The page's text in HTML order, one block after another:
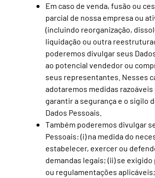
Em caso de venda, fusão ou
parcial de nossa empresa ou
(incluindo reorganização,
liquidação ou outra
poderemos divulgar seus
ao potencial vendedor ou
seus representantes. Nesses
adotaremos medidas razoáveis
garantir a segurança e o sigilo
Dados Pessoais.
Também poderemos divulgar
Pessoais: (i) na medida do
estabelecer, exercer ou
demandas legais; (ii) se exigido
ou regulamentações